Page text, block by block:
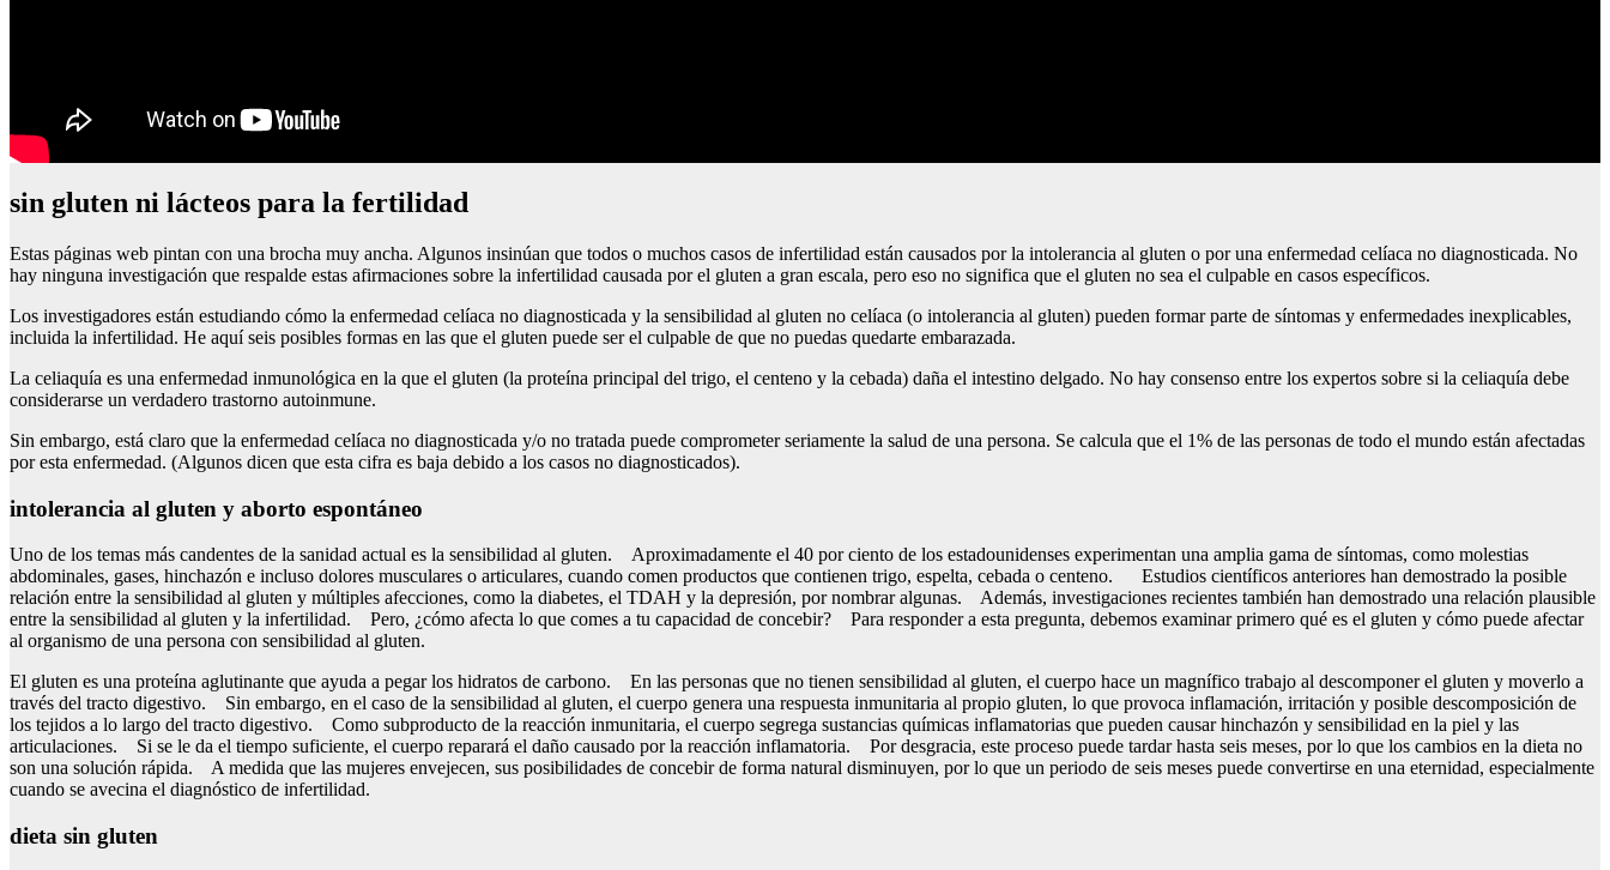
sin gluten ni lácteos para la fertilidad
Estas páginas web pintan con una brocha muy ancha. Algunos insinúan que todos o muchos casos de infertilidad están causados por la intolerancia al gluten o por una enfermedad celíaca no diagnosticada. No
hay ninguna investigación que respalde estas afirmaciones sobre la infertilidad causada por el gluten a gran escala, pero eso no significa que el gluten no sea el culpable en casos específicos.
Los investigadores están estudiando cómo la enfermedad celíaca no diagnosticada y la sensibilidad al gluten no celíaca (o intolerancia al gluten) pueden formar parte de síntomas y enfermedades inexplicables,
incluida la infertilidad. He aquí seis posibles formas en las que el gluten puede ser el culpable de que no puedas quedarte embarazada.
La celiaquía es una enfermedad inmunológica en la que el gluten (la proteína principal del trigo, el centeno y la cebada) daña el intestino delgado. No hay consenso entre los expertos sobre si la celiaquía debe
considerarse un verdadero trastorno autoinmune.
Sin embargo, está claro que la enfermedad celíaca no diagnosticada y/o no tratada puede comprometer seriamente la salud de una persona. Se calcula que el 1% de las personas de todo el mundo están afectadas
por esta enfermedad. (Algunos dicen que esta cifra es baja debido a los casos no diagnosticados).
intolerancia al gluten y aborto espontáneo
Uno de los temas más candentes de la sanidad actual es la sensibilidad al gluten. Aproximadamente el 40 por ciento de los estadounidenses experimentan una amplia gama de síntomas, como molestias
abdominales, gases, hinchazón e incluso dolores musculares o articulares, cuando comen productos que contienen trigo, espelta, cebada o centeno. Estudios científicos anteriores han demostrado la posible
relación entre la sensibilidad al gluten y múltiples afecciones, como la diabetes, el TDAH y la depresión, por nombrar algunas. Además, investigaciones recientes también han demostrado una relación plausible
entre la sensibilidad al gluten y la infertilidad. Pero, ¿cómo afecta lo que comes a tu capacidad de concebir? Para responder a esta pregunta, debemos examinar primero qué es el gluten y cómo puede afectar
al organismo de una persona con sensibilidad al gluten.
El gluten es una proteína aglutinante que ayuda a pegar los hidratos de carbono. En las personas que no tienen sensibilidad al gluten, el cuerpo hace un magnífico trabajo al descomponer el gluten y moverlo a
través del tracto digestivo. Sin embargo, en el caso de la sensibilidad al gluten, el cuerpo genera una respuesta inmunitaria al propio gluten, lo que provoca inflamación, irritación y posible descomposición de
los tejidos a lo largo del tracto digestivo. Como subproducto de la reacción inmunitaria, el cuerpo segrega sustancias químicas inflamatorias que pueden causar hinchazón y sensibilidad en la piel y las
articulaciones. Si se le da el tiempo suficiente, el cuerpo reparará el daño causado por la reacción inflamatoria. Por desgracia, este proceso puede tardar hasta seis meses, por lo que los cambios en la dieta no
son una solución rápida. A medida que las mujeres envejecen, sus posibilidades de concebir de forma natural disminuyen, por lo que un periodo de seis meses puede convertirse en una eternidad, especialmente
cuando se avecina el diagnóstico de infertilidad.
dieta sin gluten